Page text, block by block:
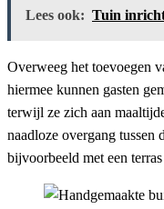
Lees ook: Tuin
Overweeg het toevoegen
hiermee kunnen gasten
terwijl ze zich aan
naadloze overgang tussen
bijvoorbeeld met een